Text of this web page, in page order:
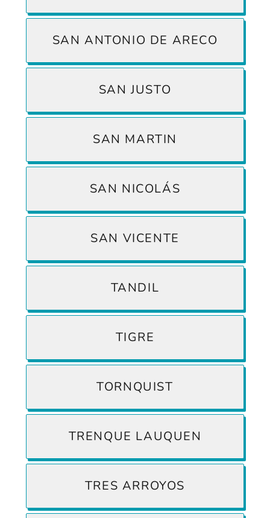
SAN ANTONIO DE ARECO
SAN JUSTO
SAN MARTIN
SAN NICOLÁS
SAN VICENTE
TANDIL
TIGRE
TORNQUIST
TRENQUE LAUQUEN
TRES ARROYOS